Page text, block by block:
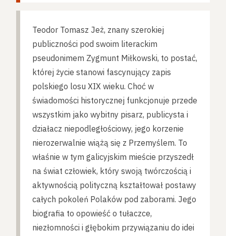
Teodor Tomasz Jeż, znany szerokiej
publiczności pod swoim literackim
pseudonimem Zygmunt Miłkowski, to postać,
której życie stanowi fascynujący zapis
polskiego losu XIX wieku. Choć w
świadomości historycznej funkcjonuje przede
wszystkim jako wybitny pisarz, publicysta i
działacz niepodległościowy, jego korzenie
nierozerwalnie wiążą się z Przemyślem. To
właśnie w tym galicyjskim mieście przyszedł
na świat człowiek, który swoją twórczością i
aktywnością polityczną kształtował postawy
całych pokoleń Polaków pod zaborami. Jego
biografia to opowieść o tułaczce,
niezłomności i głębokim przywiązaniu do idei